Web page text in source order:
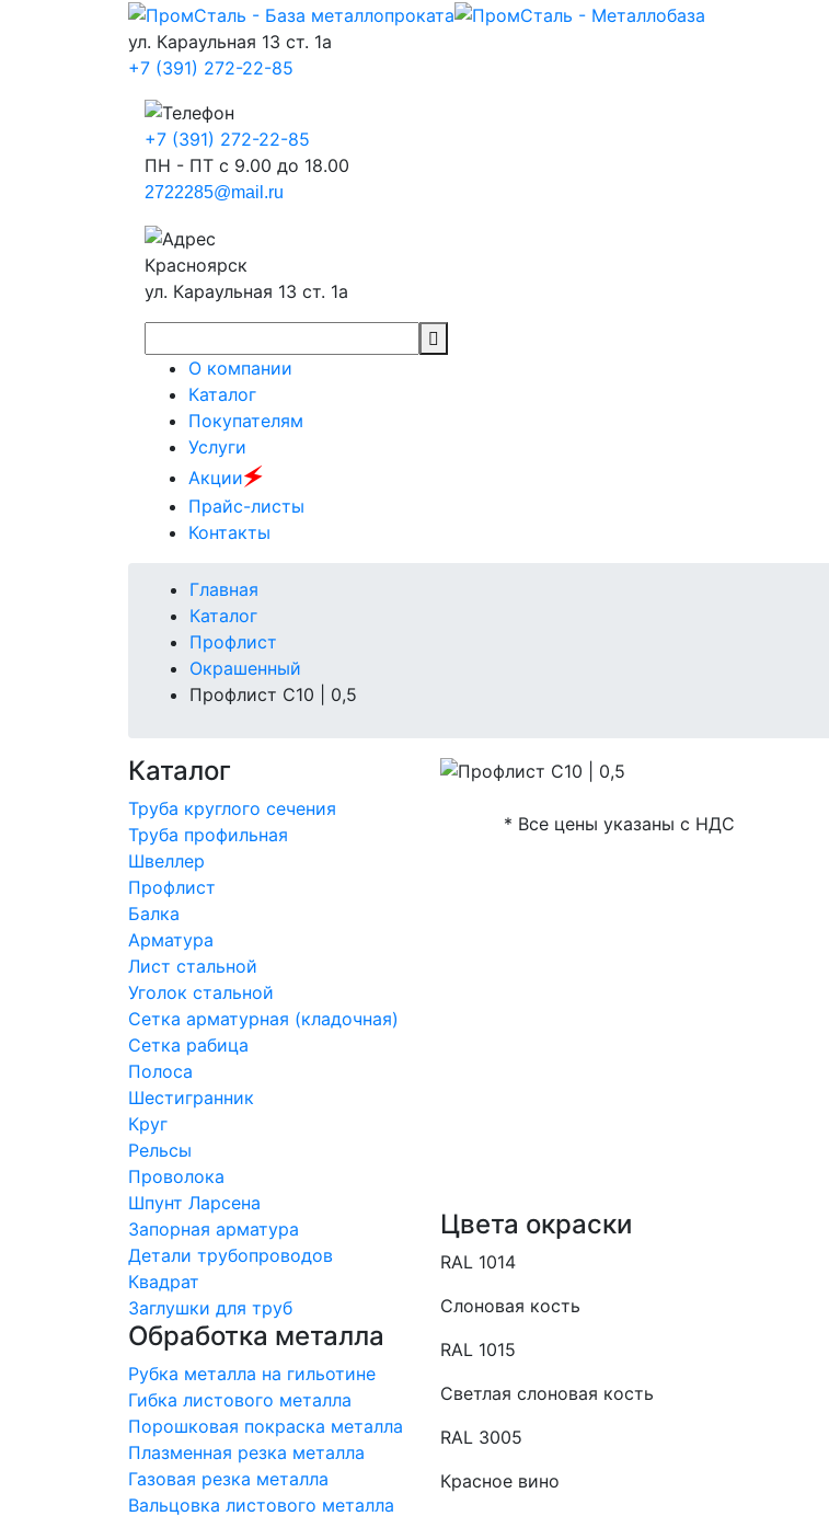
ул. Караульная 13 ст. 1а
+7 (391) 272-22-85
+7 (391) 272-22-85
ПН - ПТ с 9.00 до 18.00
2722285@mail.ru
Красноярск
ул. Караульная 13 ст. 1а
О компании
Каталог
Покупателям
Услуги
Акции🗲
Прайс-листы
Контакты
Главная
Каталог
Профлист
Окрашенный
Профлист С10 | 0,5
* Все цены указаны с НДС
Цвета окраски
RAL 1014
Слоновая кость
RAL 1015
Светлая слоновая кость
RAL 3005
Красное вино
Каталог
Труба круглого сечения
Труба профильная
Швеллер
Профлист
Балка
Арматура
Лист стальной
Уголок стальной
Сетка арматурная (кладочная)
Сетка рабица
Полоса
Шестигранник
Круг
Рельсы
Проволока
Шпунт Ларсена
Запорная арматура
Детали трубопроводов
Квадрат
Заглушки для труб
Обработка металла
Рубка металла на гильотине
Гибка листового металла
Порошковая покраска металла
Плазменная резка металла
Газовая резка металла
Вальцовка листового металла